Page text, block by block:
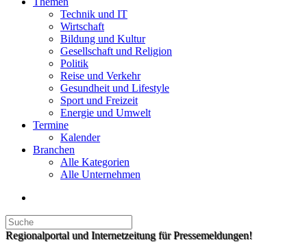
Technik und IT
Wirtschaft
Bildung und Kultur
Gesellschaft und Religion
Politik
Reise und Verkehr
Gesundheit und Lifestyle
Sport und Freizeit
Energie und Umwelt
Termine
Kalender
Branchen
Alle Kategorien
Alle Unternehmen
Regionalportal und Internetzeitung für Pressemeldungen!